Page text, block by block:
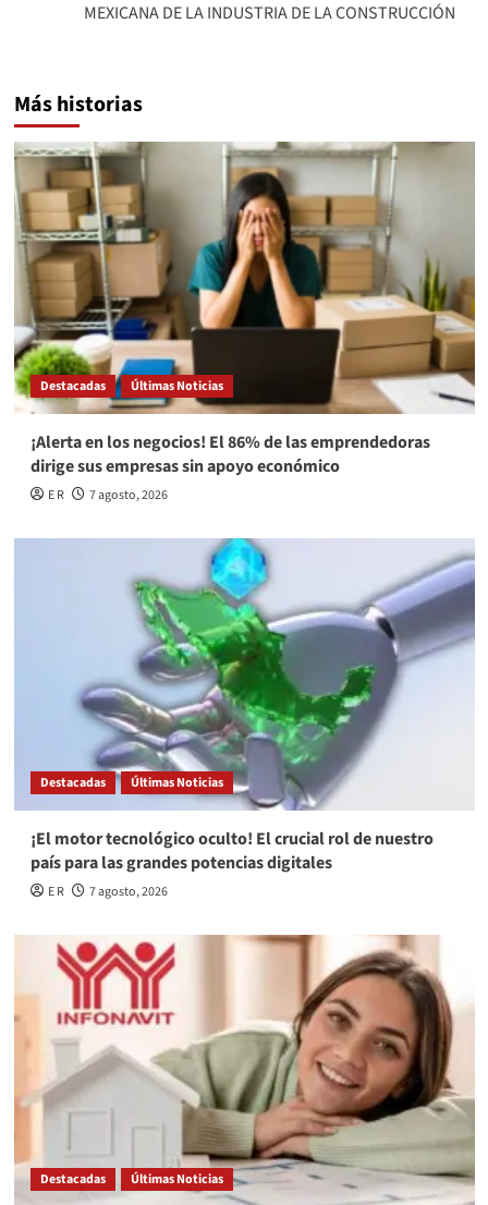
MEXICANA DE LA INDUSTRIA DE LA CONSTRUCCIÓN
Más historias
Destacadas Últimas Noticias
¡Alerta en los negocios! El 86% de las emprendedoras
dirige sus empresas sin apoyo económico
E R 7 agosto, 2026
Destacadas Últimas Noticias
¡El motor tecnológico oculto! El crucial rol de nuestro
país para las grandes potencias digitales
E R 7 agosto, 2026
Destacadas Últimas Noticias